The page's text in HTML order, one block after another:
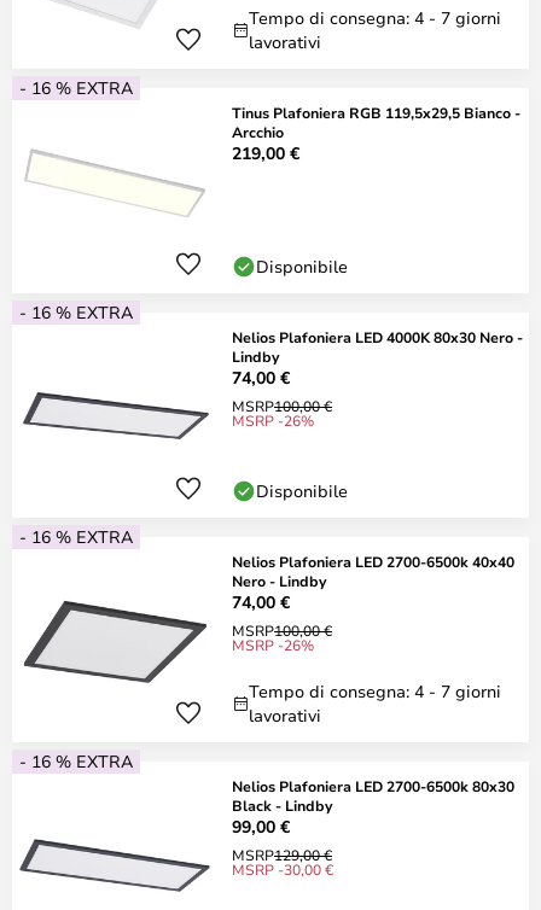
Tempo di consegna: 4 - 7 giorni
lavorativi
- 16 % EXTRA
Tinus Plafoniera RGB 119,5x29,5 Bianco -
Arcchio
219,00 €
Disponibile
- 16 % EXTRA
Nelios Plafoniera LED 4000K 80x30 Nero -
Lindby
74,00 €
MSRP100,00 €
MSRP -26%
Disponibile
- 16 % EXTRA
Nelios Plafoniera LED 2700-6500k 40x40
Nero - Lindby
74,00 €
MSRP100,00 €
MSRP -26%
Tempo di consegna: 4 - 7 giorni
lavorativi
- 16 % EXTRA
Nelios Plafoniera LED 2700-6500k 80x30
Black - Lindby
99,00 €
MSRP129,00 €
MSRP -30,00 €